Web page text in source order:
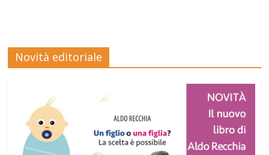
Novità editoriale